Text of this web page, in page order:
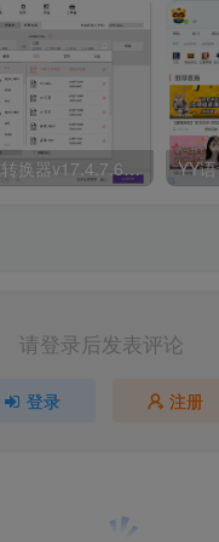
请登录后发表评论
登录 注册